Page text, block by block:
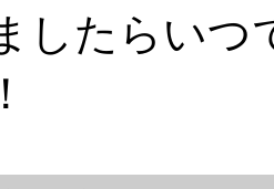
したらいつ